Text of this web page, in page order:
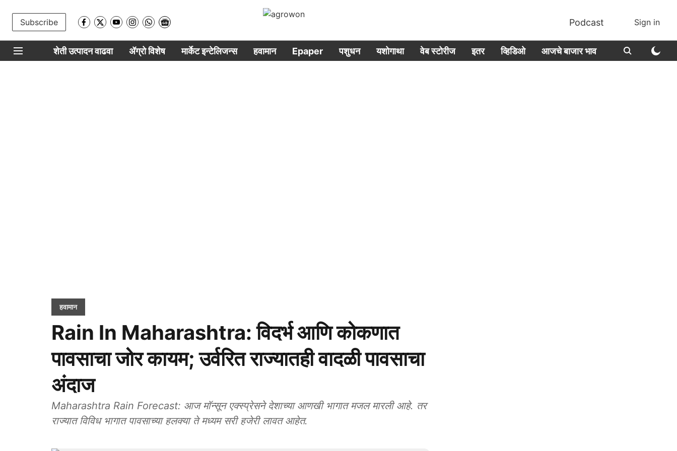
Subscribe Podcast Sign in
शेती उत्पादन वाढवा ॲग्रो विशेष मार्केट इन्टेलिजन्स हवामान Epaper पशुधन यशोगाथा वेब स्टोरीज इतर व्हिडिओ आजचे बाजार भाव
हवामान
Rain In Maharashtra: विदर्भ आणि कोकणात
पावसाचा जोर कायम; उर्वरित राज्यातही वादळी पावसाचा
अंदाज
Maharashtra Rain Forecast: आज मॉन्सून एक्स्प्रेसने देशाच्या आणखी भागात मजल मारली आहे. तर
राज्यात विविध भागात पावसाच्या हलक्या ते मध्यम सरी हजेरी लावत आहेत.